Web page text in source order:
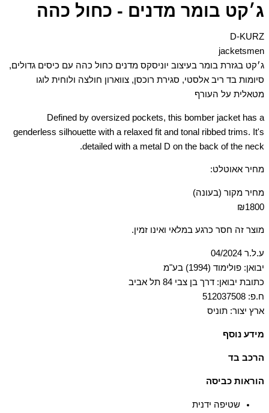
ג׳קט בומר מדנים - כחול כהה
D-KURZ
jacketsmen
ג׳קט בגזרת בומר בעיצוב יוניסקס מדנים כחול כהה עם כיסים גדולים,
סיומות בד ריב אלסטי, סגירת רוכסן, צווארון חולצה ולוחית לוגו
מטאלית על העורף
Defined by oversized pockets, this bomber jacket has a
genderless silhouette with a relaxed fit and tonal ribbed trims. It's
detailed with a metal D on the back of the neck.
מחיר אאוטלט:
מחיר מקור (בעונה)
₪1800
מוצר זה חסר כרגע במלאי ואינו זמין.
ע.ל.ר 04/2024
יבואן: פולימוד (1994) בע"מ
כתובת יבואן: דרך בן צבי 84 תל אביב
ח.פ: 512037508
ארץ יצור: תוניס
מידע נוסף
הרכב בד
הוראות כביסה
שטיפה ידנית